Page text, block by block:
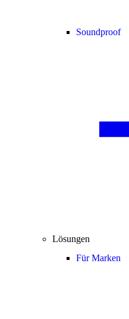
Soundproof
Lösungen
Für Marken